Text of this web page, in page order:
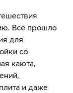
Все прошло
для
со
каюта,
и даже